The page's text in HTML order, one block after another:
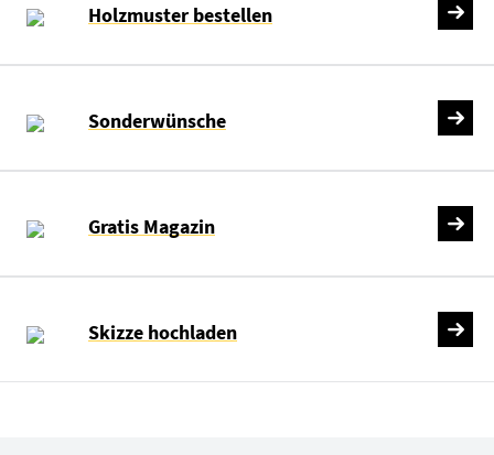
Holzmuster bestellen
Sonderwünsche
Gratis Magazin
Skizze hochladen